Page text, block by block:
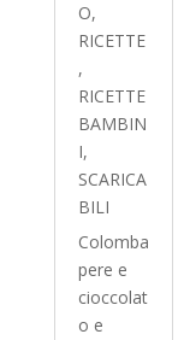
O,
RICETTE
,
RICETTE
BAMBIN
I,
SCARICA
BILI
Colomba
pere e
cioccolat
o e